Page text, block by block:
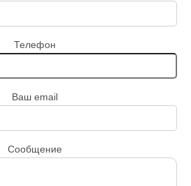
Телефон
Ваш email
Сообщение